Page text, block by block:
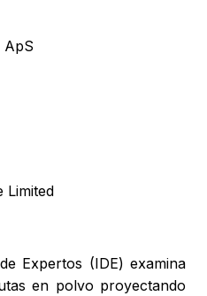
ApS
Limited
Expertos (IDE) examina
en polvo proyectando